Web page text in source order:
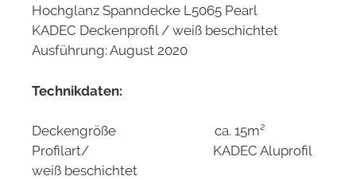
Hochglanz Spanndecke L5065 Pearl
KADEC Deckenprofil / weiß beschichtet
Ausführung: August 2020
Technikdaten:
Deckengröße ca. 15m²
Profilart/ KADEC Aluprofil
weiß beschichtet